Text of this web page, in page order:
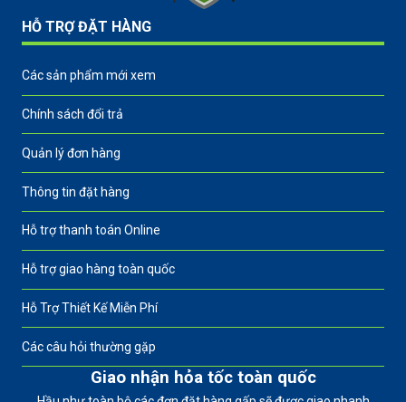
HỖ TRỢ ĐẶT HÀNG
Các sản phẩm mới xem
Chính sách đổi trả
Quản lý đơn hàng
Thông tin đặt hàng
Hỗ trợ thanh toán Online
Hỗ trợ giao hàng toàn quốc
Hỗ Trợ Thiết Kế Miễn Phí
Các câu hỏi thường gặp
Giao nhận hỏa tốc toàn quốc